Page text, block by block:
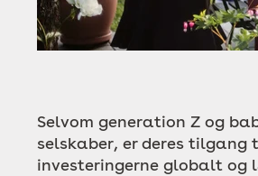
Selvom generation Z og
selskaber, er deres tilgang
investeringerne globalt og